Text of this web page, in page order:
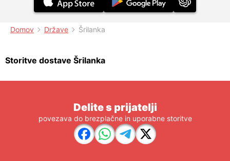
Domov Države Šrilanka
Storitve dostave Šrilanka
Delite s prijatelji
povezava do brezplačne in uporabne storitve